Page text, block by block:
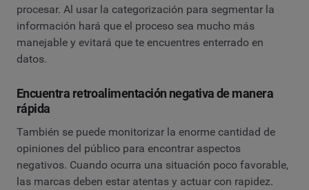
procesar. Al usar la categorización para segmentar la
información hará que el proceso sea mucho más
manejable y evitará que te encuentres enterrado en
datos.
Encuentra retroalimentación negativa de manera
rápida
También se puede monitorizar la enorme cantidad de
opiniones del público para encontrar aspectos
negativos. Cuando ocurra una situación poco favorable,
las marcas deben estar atentas y actuar con rapidez.